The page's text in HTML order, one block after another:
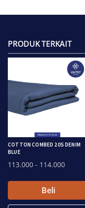
PRODUK TERKAIT
COTTON COMBED 20S DENIM
BLUE
113.000 - 114.000
Beli